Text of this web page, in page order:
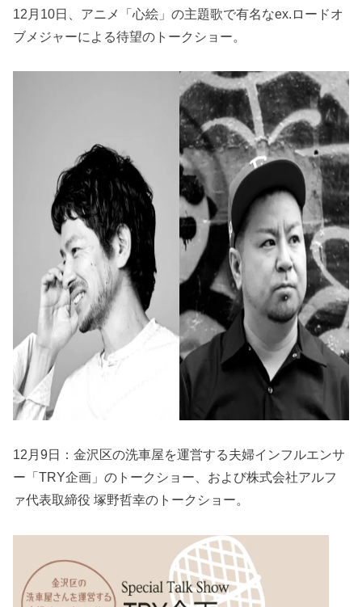
12月10日、アニメ「心絵」の主題歌で有名なex.ロードオ
ブメジャーによる待望のトークショー。
12月9日：金沢区の洗車屋を運営する夫婦インフルエンサ
ー「TRY企画」のトークショー、および株式会社アルフ
ァ代表取締役 塚野哲幸のトークショー。